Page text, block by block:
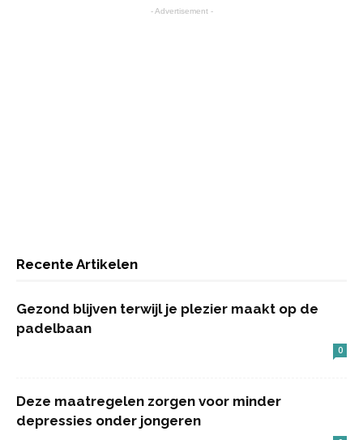
- Advertisement -
Recente Artikelen
Gezond blijven terwijl je plezier maakt op de
padelbaan
0
Deze maatregelen zorgen voor minder
depressies onder jongeren